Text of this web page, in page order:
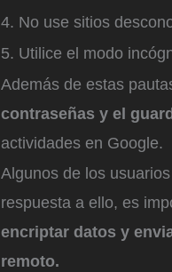
4. No use sitios
5. Utilice el modo
Además de estas
contraseñas y el
actividades en Google.
Algunos de los
respuesta a ello, es
encriptar datos y
remoto.